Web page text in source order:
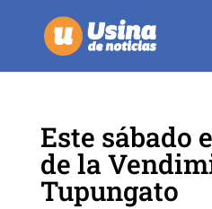
Este sábado
de la
Tupungato